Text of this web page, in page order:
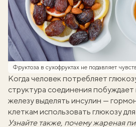
Фруктоза в сухофруктах не подавляет
Когда человек потребляет
структура соединения
железу выделять инсулин —
клеткам использовать глюкозу
Узнайте также, почему жареная